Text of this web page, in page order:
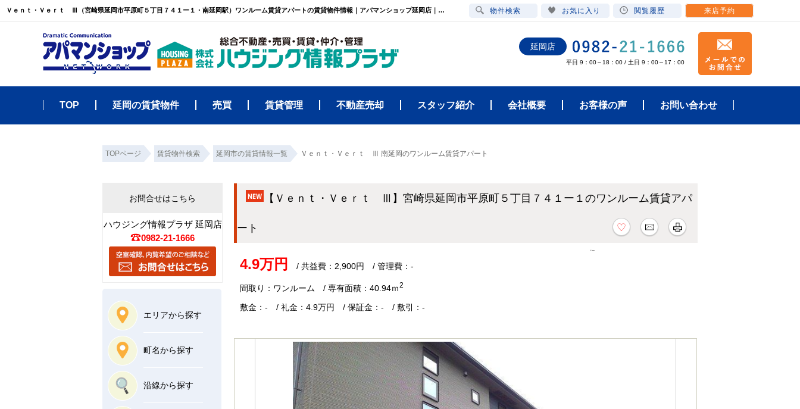
Ｖｅｎｔ・Ｖｅｒｔ Ⅲ（宮崎県延岡市平原町５丁目７４１ー１・南延岡駅）ワンルーム賃貸アパートの賃貸物件情報｜アパマンショップ延岡店｜ハウジング情報プラザ
延岡店
平日 9：00～18：00 / 土日 9：00～17：00
TOP 延岡の賃貸物件 売買 賃貸管理 不動産売却 スタッフ紹介 会社概要 お客様の声 お問い合わせ
TOPページ 賃貸物件検索 延岡市の賃貸情報一覧 Ｖｅｎｔ・Ｖｅｒｔ Ⅲ 南延岡のワンルーム賃貸アパート
【Ｖｅｎｔ・Ｖｅｒｔ Ⅲ】宮崎県延岡市平原町５丁目７４１ー１のワンルーム賃貸アパ
ート
4.9万円 / 共益費：2,900円 / 管理費：-
間取り：ワンルーム / 専有面積：40.94ｍ2
敷金：- / 礼金：4.9万円 / 保証金：- / 敷引：-
お問合せはこちら
ハウジング情報プラザ 延岡店
0982-21-1666
エリアから探す
町名から探す
沿線から探す
物件検索 お気に入り 閲覧履歴 来店予約